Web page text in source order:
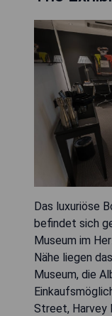
Das luxuriöse
befindet sich
Museum im
Nähe liegen
Museum, die
Street, Harvey